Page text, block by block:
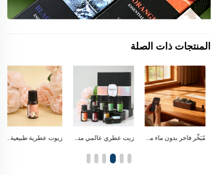
المنتجات ذات الصلة
مُبَخِّر فاخر بدون ماء من الخشب الصلب والزجاج، مزود بتقنية البلوتوث لتشغيل الموسيقى زيت عطري عالمي متوافق مع جميع المبخرات فوق الصوتية زيوت عطرية طبيعية متعددة الاستخدامات للعلاج العطري المنزلي، وتنقية رائحة السيارة، وصنع الحرف اليدوية المعطَّرة ذاتيًا